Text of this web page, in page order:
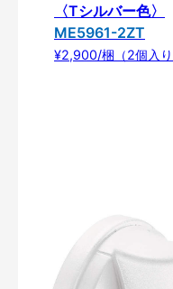
〈Tシルバー色〉
ME5961-2ZT
¥2,900/梱（2個入り